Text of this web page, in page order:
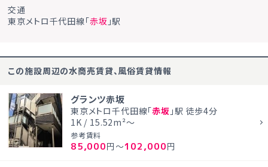
交通
東京メトロ千代田線「赤坂 」駅
この施設周辺の水商売賃貸、風俗賃貸情報
グランツ赤坂
東京メトロ千代田線「赤坂 」駅 徒歩4分
1K / 15.52m²～
参考賃料
85,000円～102,000円